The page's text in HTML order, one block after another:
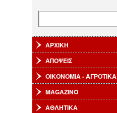
ΑΡΧΙΚΗ
ΑΠΟΨΕΙΣ
ΟΙΚΟΝΟΜΙΑ - ΑΓΡΟΤΙΚΑ
MAGAZINO
ΑΘΛΗΤΙΚΑ